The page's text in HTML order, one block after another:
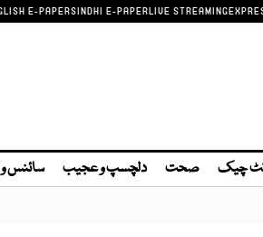
E-PAPERSINDHI E-PAPERLIVE STREAMING
چیک صحت دلچسپ و عجیب سائنس و